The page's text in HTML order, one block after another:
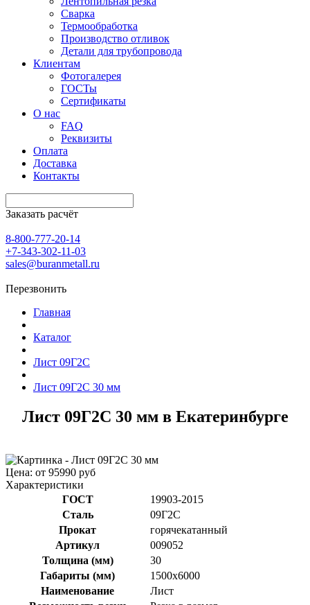
Сварка
Термообработка
Производство отливок
Детали для трубопровода
Клиентам
Фотогалерея
ГОСТы
Сертификаты
О нас
FAQ
Реквизиты
Оплата
Доставка
Контакты
Заказать расчёт
8-800-777-20-14
+7-343-302-11-03
sales@buranmetall.ru
Перезвонить
Главная
Каталог
Лист 09Г2С
Лист 09Г2С 30 мм
Лист 09Г2С 30 мм в Екатеринбурге
Цена: от 95990 руб
Характеристики
ГОСТ
19903-2015
Сталь
09Г2С
Прокат
горячекатанный
Артикул
009052
Толщина (мм)
30
Габариты (мм)
1500x6000
Наименование
Лист